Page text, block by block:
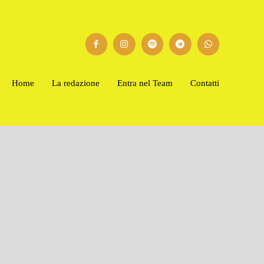
Home La redazione Entra nel Team Contatti